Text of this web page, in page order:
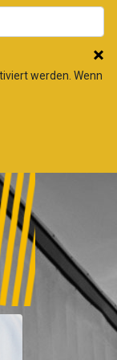
werden. Wenn